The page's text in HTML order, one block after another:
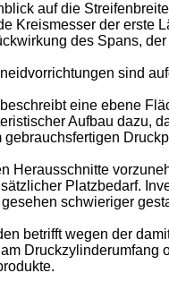
auf die
Kreismesser der erste
des Spans,
sind
eine ebene
Aufbau dazu,
Herausschnitte
Platzbedarf.
schwieriger
betrifft wegen der